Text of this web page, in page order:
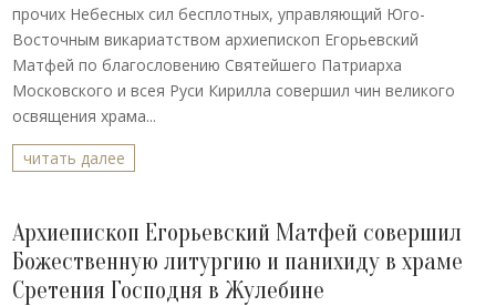
прочих Небесных сил бесплотных, управляющий Юго-
Восточным викариатством архиепископ Егорьевский
Матфей по благословению Святейшего Патриарха
Московского и всея Руси Кирилла совершил чин великого
освящения храма...
читать далее
Архиепископ Егорьевский Матфей совершил
Божественную литургию и панихиду в храме
Сретения Господня в Жулебине